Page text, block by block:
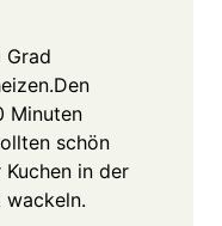
Grad
Minuten
schön
in der